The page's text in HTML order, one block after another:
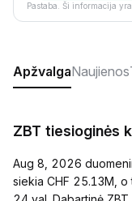
Pastaba. Ši informacija
ApžvalgaNaujienos
ZBT tiesioginės
Aug 8, 2026
siekia CHF 25.13M,